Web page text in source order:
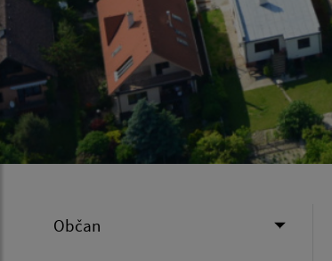
Občan